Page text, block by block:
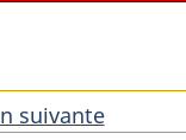
suivantede